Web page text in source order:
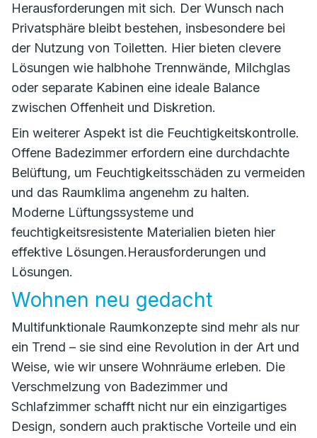
Herausforderungen mit sich. Der Wunsch nach
Privatsphäre bleibt bestehen, insbesondere bei
der Nutzung von Toiletten. Hier bieten clevere
Lösungen wie halbhohe Trennwände, Milchglas
oder separate Kabinen eine ideale Balance
zwischen Offenheit und Diskretion.
Ein weiterer Aspekt ist die Feuchtigkeitskontrolle.
Offene Badezimmer erfordern eine durchdachte
Belüftung, um Feuchtigkeitsschäden zu vermeiden
und das Raumklima angenehm zu halten.
Moderne Lüftungssysteme und
feuchtigkeitsresistente Materialien bieten hier
effektive Lösungen.Herausforderungen und
Lösungen.
Wohnen neu gedacht
Multifunktionale Raumkonzepte sind mehr als nur
ein Trend – sie sind eine Revolution in der Art und
Weise, wie wir unsere Wohnräume erleben. Die
Verschmelzung von Badezimmer und
Schlafzimmer schafft nicht nur ein einzigartiges
Design, sondern auch praktische Vorteile und ein